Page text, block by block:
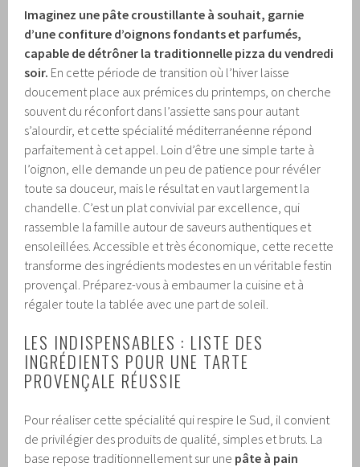
Imaginez une pâte croustillante à souhait, garnie
d’une confiture d’oignons fondants et parfumés,
capable de détrôner la traditionnelle pizza du vendredi
soir. En cette période de transition où l’hiver laisse
doucement place aux prémices du printemps, on cherche
souvent du réconfort dans l’assiette sans pour autant
s’alourdir, et cette spécialité méditerranéenne répond
parfaitement à cet appel. Loin d’être une simple tarte à
l’oignon, elle demande un peu de patience pour révéler
toute sa douceur, mais le résultat en vaut largement la
chandelle. C’est un plat convivial par excellence, qui
rassemble la famille autour de saveurs authentiques et
ensoleillées. Accessible et très économique, cette recette
transforme des ingrédients modestes en un véritable festin
provençal. Préparez-vous à embaumer la cuisine et à
régaler toute la tablée avec une part de soleil.
LES INDISPENSABLES : LISTE DES
INGRÉDIENTS POUR UNE TARTE
PROVENÇALE RÉUSSIE
Pour réaliser cette spécialité qui respire le Sud, il convient
de privilégier des produits de qualité, simples et bruts. La
base repose traditionnellement sur une pâte à pain